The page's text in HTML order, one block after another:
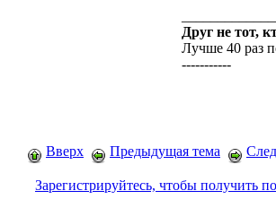
Друг не тот,
Лучше 40 раз
-----------
Вверх Предыдущая тема
Зарегистрируйтесь, чтобы получить